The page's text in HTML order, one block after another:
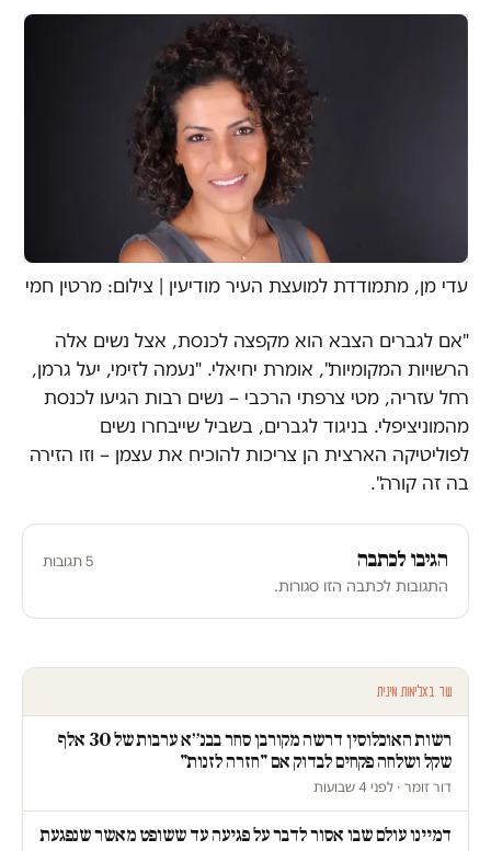
עדי מן, מתמודדת למועצת העיר מודיעין | צילום: מרטין חמי
"אם לגברים הצבא הוא מקפצה לכנסת, אצל נשים אלה
הרשויות המקומיות", אומרת יחיאלי. "נעמה לזימי, יעל גרמן,
רחל עזריה, מטי צרפתי הרכבי – נשים רבות הגיעו לכנסת
מהמוניציפלי. בניגוד לגברים, בשביל שייבחרו נשים
לפוליטיקה הארצית הן צריכות להוכיח את עצמן – וזו הזירה
בה זה קורה".
הגיבו לכתבה 5 תגובות
התגובות לכתבה הזו סגורות.
עוד באלימות מינית
רשות האוכלוסין דרשה מקורבן סחר בבנ״א ערבות של 30 אלף
שקל ושלחה פקחים לבדוק אם "חזרה לזנות"
דור זומר · לפני 4 שבועות
דמיינו עולם שבו אסור לדבר על פגיעה עד ששופט מאשר שנפגעת